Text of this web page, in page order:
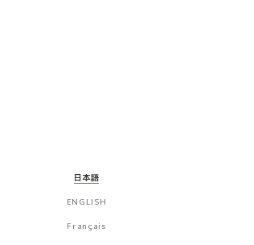
日本語
ENGLISH
Français